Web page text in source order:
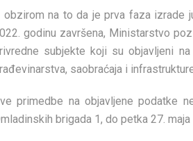
obzirom na to da je prva faza izrade
godinu završena, Ministarstvo
subjekte koji su objavljeni
saobraćaja i
primedbe na objavljene podatke
brigada 1, do petka 27.